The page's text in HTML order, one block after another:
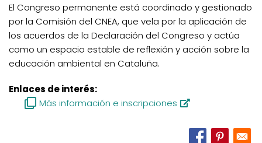
El Congreso permanente está coordinado y gestionado
por la Comisión del CNEA, que vela por la aplicación de
los acuerdos de la Declaración del Congreso y actúa
como un espacio estable de reflexión y acción sobre la
educación ambiental en Cataluña.
Enlaces de interés:
Más información e inscripciones